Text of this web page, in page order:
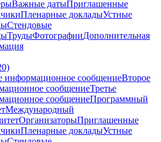
Важные датыПриглашенные
Пленарные докладыУстные
Стендовые
ТрудыФотографииДополнительная
информационное сообщениеВторое
сообщениеТретье
сообщениеПрограммный
Международный
ОрганизаторыПриглашенные
Пленарные докладыУстные